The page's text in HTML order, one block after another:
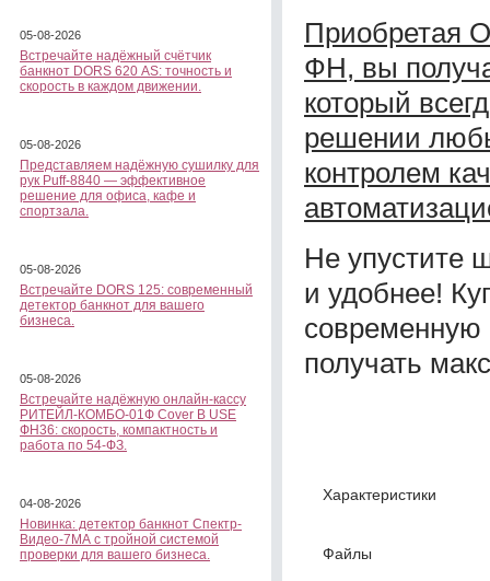
05-08-2026
Встречайте надёжный счётчик
банкнот DORS 620 АS: точность и
скорость в каждом движении.
05-08-2026
Представляем надёжную сушилку для
рук Puff-8840 — эффективное
решение для офиса, кафе и
спортзала.
05-08-2026
Встречайте DORS 125: современный
детектор банкнот для вашего
бизнеса.
05-08-2026
Встречайте надёжную онлайн-кассу
РИТЕЙЛ-КОМБО-01Ф Cover B USE
ФН36: скорость, компактность и
работа по 54-ФЗ.
04-08-2026
Новинка: детектор банкнот Спектр-
Видео-7МА с тройной системой
проверки для вашего бизнеса.
Приобретая
ФН, вы
который
решении
контролем
Не упустите
и удобнее!
современную
получать
Характеристики
Файлы